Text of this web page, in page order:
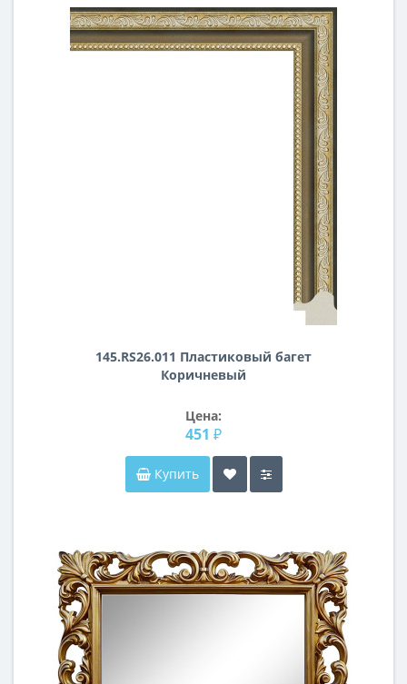
145.RS26.011 Пластиковый багет
Коричневый
Цена:
451 ₽
Купить